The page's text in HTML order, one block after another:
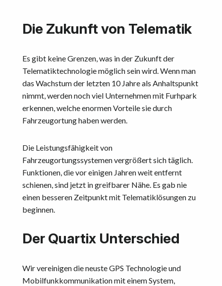
Die Zukunft von Telematik
Es gibt keine Grenzen, was in der Zukunft der
Telematiktechnologie möglich sein wird. Wenn man
das Wachstum der letzten 10 Jahre als Anhaltspunkt
nimmt, werden noch viel Unternehmen mit Furhpark
erkennen, welche enormen Vorteile sie durch
Fahrzeugortung haben werden.
Die Leistungsfähigkeit von
Fahrzeugortungssystemen vergrößert sich täglich.
Funktionen, die vor einigen Jahren weit entfernt
schienen, sind jetzt in greifbarer Nähe. Es gab nie
einen besseren Zeitpunkt mit Telematiklösungen zu
beginnen.
Der Quartix Unterschied
Wir vereinigen die neuste GPS Technologie und
Mobilfunkkommunikation mit einem System,